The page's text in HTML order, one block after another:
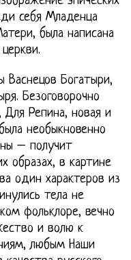
себя Младенца
была написана
Васнецов Богатыри,
Безоговорочно
Для Репина, новая и
необыкновенно
– получит
образах, в картине
один характеров из
тела не
фольклоре, вечно
и волю к
любым Наши